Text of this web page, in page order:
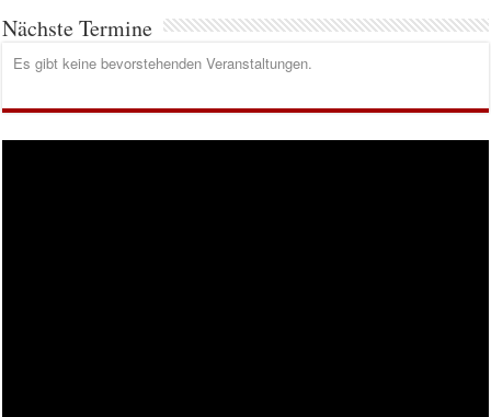
Nächste Termine
Es gibt keine bevorstehenden Veranstaltungen.